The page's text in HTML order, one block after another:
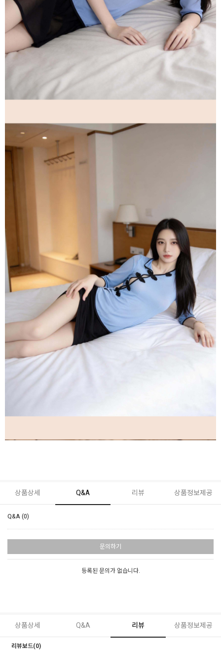
상품상세 Q&A 리뷰 상품정보제공
Q&A (0)
문의하기
등록된 문의가 없습니다.
상품상세 Q&A 리뷰 상품정보제공
리뷰보드(0)